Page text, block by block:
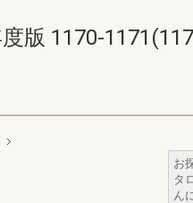
版 1170-
お
タ
ん